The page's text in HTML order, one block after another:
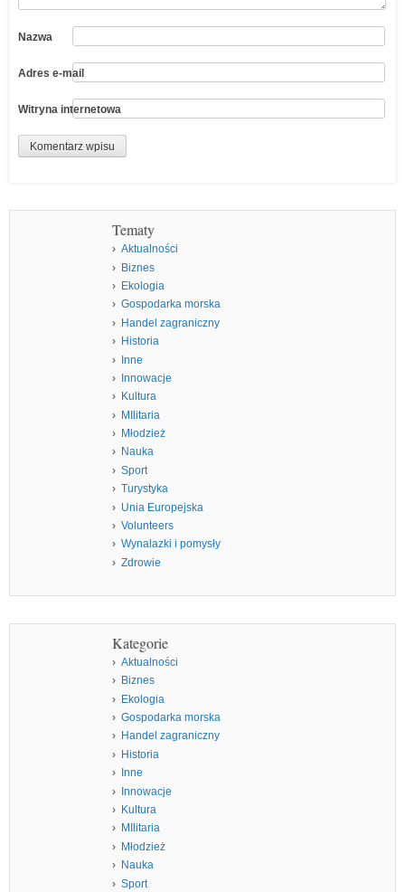
Nazwa
Adres e-mail
Witryna internetowa
Tematy
Aktualności
Biznes
Ekologia
Gospodarka morska
Handel zagraniczny
Historia
Inne
Innowacje
Kultura
MIlitaria
Młodzież
Nauka
Sport
Turystyka
Unia Europejska
Volunteers
Wynalazki i pomysły
Zdrowie
Kategorie
Aktualności
Biznes
Ekologia
Gospodarka morska
Handel zagraniczny
Historia
Inne
Innowacje
Kultura
MIlitaria
Młodzież
Nauka
Sport